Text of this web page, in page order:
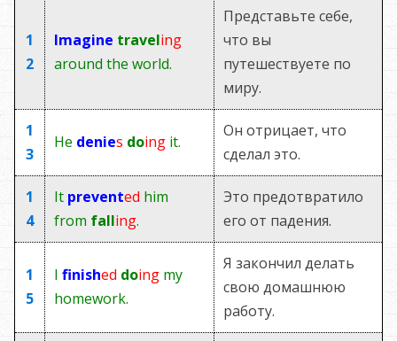
1
2
Imagine traveling
around the world.
Представьте себе,
что вы
путешествуете по
миру.
1
3
He denies doing it.
Он отрицает, что
сделал это.
1
4
It prevented him
from falling.
Это предотвратило
его от падения.
1
5
Ifinished doing my
homework.
Я закончил делать
свою домашнюю
работу.